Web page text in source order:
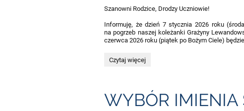
Szanowni Rodzice, Drodzy Uczniowie!
Informuję, że dzień 7 stycznia 2026 roku
na pogrzeb naszej koleżanki Grażyny
czerwca 2026 roku (piątek po Bożym Ciele)
INFORMACJA
Czytaj więcej
WYBÓR IMIENIA